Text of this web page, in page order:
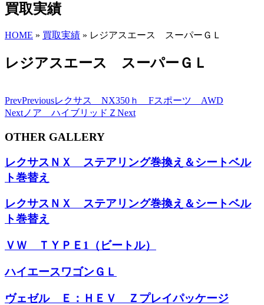
買取実績
HOME » 買取実績 » レジアスエース スーパーＧＬ
レジアスエース スーパーＧＬ
PrevPreviousレクサス NX350ｈ Fスポーツ AWD
Next ノア ハイブリッドＺ Next
OTHER GALLERY
レクサスＮＸ ステアリング巻換え＆シートベル
ト巻替え
レクサスＮＸ ステアリング巻換え＆シートベル
ト巻替え
ＶＷ ＴＹＰＥ1（ビートル）
ハイエースワゴンＧＬ
ヴェゼル Ｅ：ＨＥＶ Ｚプレイパッケージ